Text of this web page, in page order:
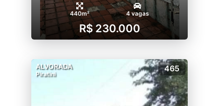
440m² 4 vagas
R$ 230.000
ALVORADA
Piratini
465